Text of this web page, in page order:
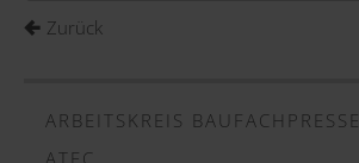
Zurück
ARBEITSKREIS BAUFACHPRESSE